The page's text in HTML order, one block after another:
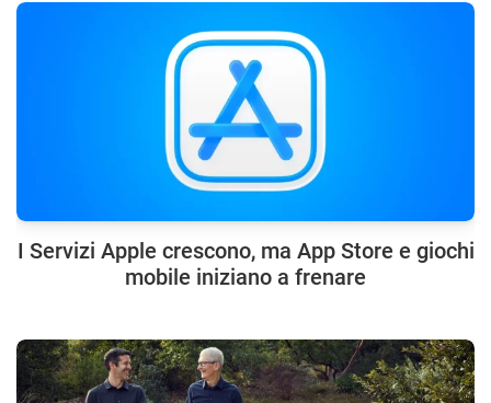
I Servizi Apple crescono, ma App Store e giochi
mobile iniziano a frenare